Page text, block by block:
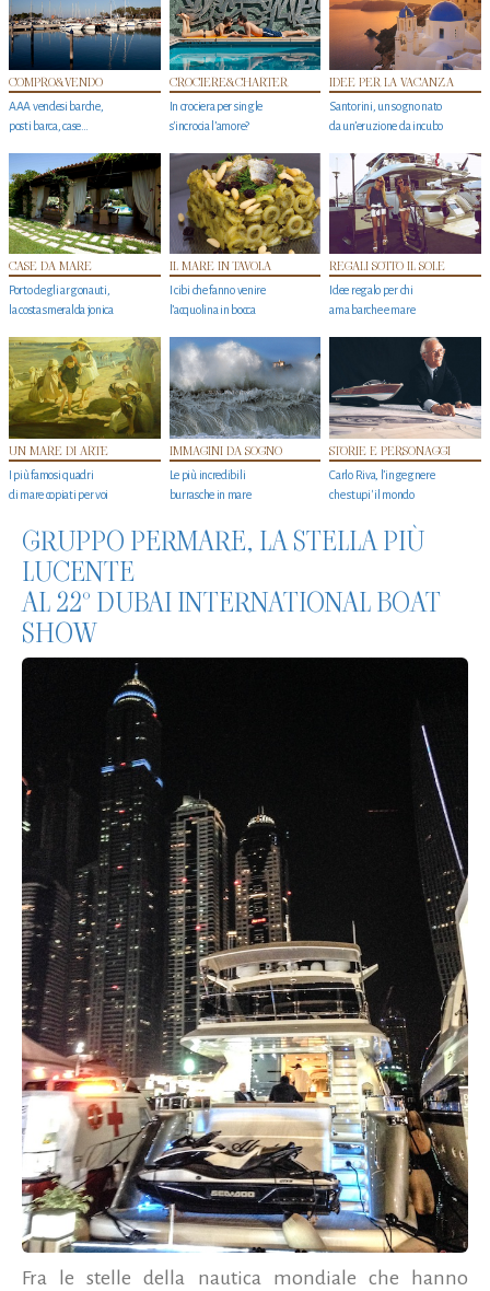
COMPRO&VENDO
AAA vendesi barche,
posti barca, case…
CROCIERE&CHARTER
In crociera per single
s'incrocia l’amore?
IDEE PER LA VACANZA
Santorini, un sogno nato
da un’eruzione da incubo
CASE DA MARE
Porto degli argonauti,
la costa smeralda jonica
IL MARE IN TAVOLA
I cibi che fanno venire
l’acquolina in bocca
REGALI SOTTO IL SOLE
Idee regalo per chi
ama barche e mare
UN MARE DI ARTE
I più famosi quadri
di mare copiati per voi
IMMAGINI DA SOGNO
Le più incredibili
burrasche in mare
STORIE E PERSONAGGI
Carlo Riva, l’ingegnere
che stupi' il mondo
GRUPPO PERMARE, LA STELLA PIÙ
LUCENTE
AL 22° DUBAI INTERNATIONAL BOAT
SHOW
Fra le stelle della nautica mondiale che hanno